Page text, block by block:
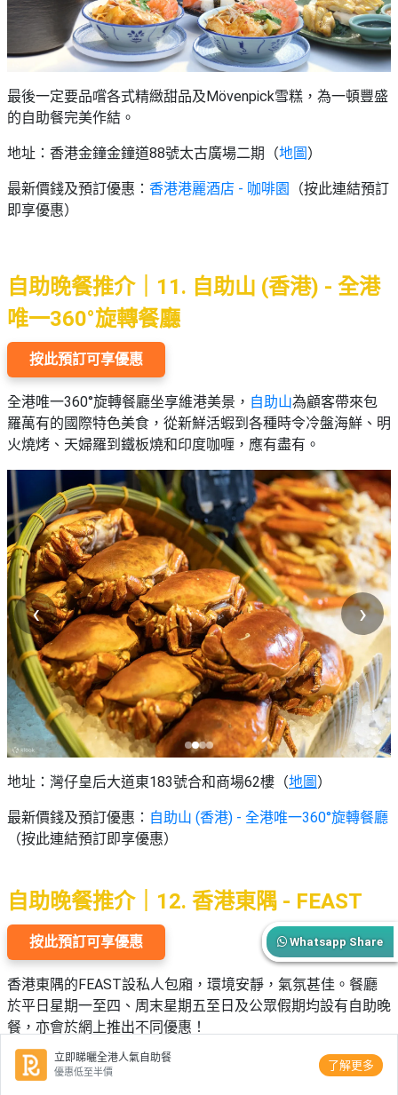
Whatsapp Share
立即睇曬全港人氣自助餐
優惠低至半價
了解更多
最後一定要品嚐各式精緻甜品及Mövenpick雪糕，為一頓豐盛
的自助餐完美作結。
地址：香港金鐘金鐘道88號太古廣場二期（地圖）
最新價錢及預訂優惠： 香港港麗酒店 - 咖啡園
（按此連結預訂
即享優惠）
自助晚餐推介｜11. 自助山 (香港) - 全港
唯一360°旋轉餐廳
按此預訂可享優惠
全港唯一360°旋轉餐廳坐享維港美景， 自助山為顧客帶來包
羅萬有的國際特色美食，從新鮮活蝦到各種時令冷盤海鮮、明
火燒烤、天婦羅到鐵板燒和印度咖喱，應有盡有。
‹ ›
地址：灣仔皇后大道東183號合和商場62樓（地圖）
最新價錢及預訂優惠： 自助山 (香港) - 全港唯一360°旋轉餐廳
（按此連結預訂即享優惠）
自助晚餐推介｜12. 香港東隅 - FEAST
按此預訂可享優惠
香港東隅的FEAST設私人包廂，環境安靜，氣氛甚佳。餐廳
於平日星期一至四、周末星期五至日及公眾假期均設有自助晚
餐，亦會於網上推出不同優惠！